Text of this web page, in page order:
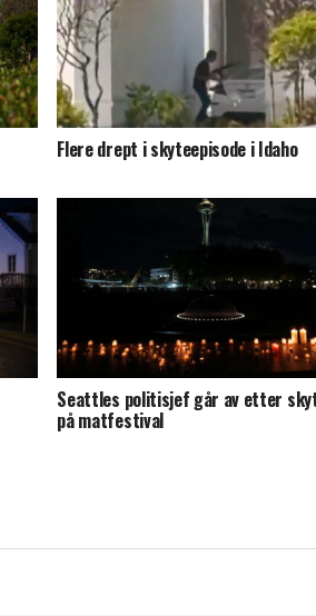
Flere drept i skyteepisode i Idaho
Seattles politisjef går av etter
på matfestival